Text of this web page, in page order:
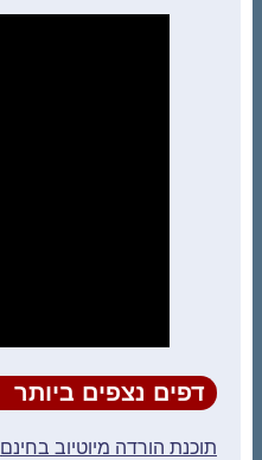
דפים נצפים ביותר
תוכנת הורדה מיוטיוב בחינם